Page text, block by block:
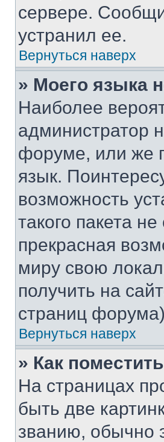
сервере.
устранил ее.
Вернуться наверх
» Моего языка
Наиболее
администратор
форуме, или же
язык.
возможность
такого пакета
прекрасная
миру свою
получить на
страниц
Вернуться наверх
» Как
На страницах
быть две
званию, обычно